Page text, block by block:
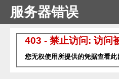
服务器错误
403 - 禁止访问: 访问
您无权使用所提供的凭据查看此